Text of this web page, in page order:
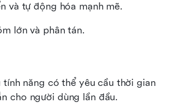
và tự động hóa mạnh mẽ.
lớn và phân tán.
tính năng có thể yêu cầu thời gian
cho người dùng lần đầu.